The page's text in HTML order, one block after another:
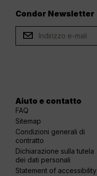
Condor Newsletter
Aiuto e contatto
FAQ
Sitemap
Condizioni generali di
contratto
Dichiarazione sulla tutela
dei dati personali
Statement of accessibility